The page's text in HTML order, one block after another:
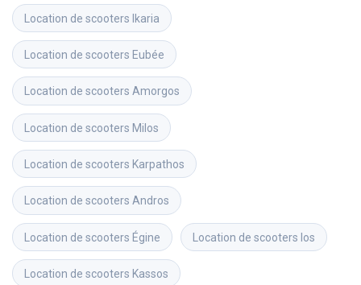
Location de scooters Ikaria
Location de scooters Eubée
Location de scooters Amorgos
Location de scooters Milos
Location de scooters Karpathos
Location de scooters Andros
Location de scooters Égine Location de scooters Ios
Location de scooters Kassos